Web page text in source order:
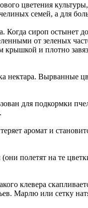
цветения
семей, а для
сироп остынет
от зеленых
крышкой и плотно
нектара. Вырванные
для подкормки
аромат и
полетят на те
клевера
Марлю или сетку